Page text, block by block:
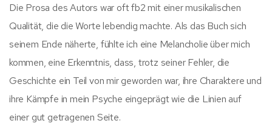
Die Prosa des Autors war oft fb2 mit einer musikalischen
Qualität, die die Worte lebendig machte. Als das Buch sich
seinem Ende näherte, fühlte ich eine Melancholie über mich
kommen, eine Erkenntnis, dass, trotz seiner Fehler, die
Geschichte ein Teil von mir geworden war, ihre Charaktere und
ihre Kämpfe in mein Psyche eingeprägt wie die Linien auf
einer gut getragenen Seite.